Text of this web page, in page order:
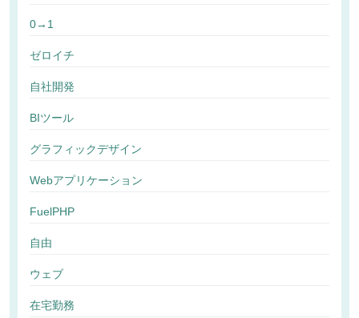
0→1
ゼロイチ
自社開発
BIツール
グラフィックデザイン
Webアプリケーション
FuelPHP
自由
ウェブ
在宅勤務